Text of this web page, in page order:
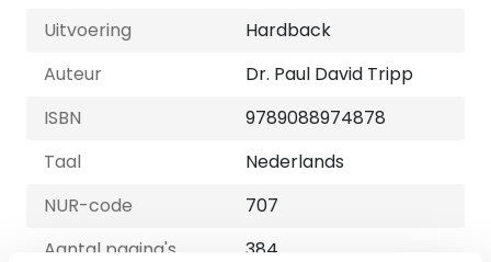
Uitvoering
Hardback
Auteur
Dr. Paul David Tripp
ISBN
9789088974878
Taal
Nederlands
NUR-code
707
Aantal pagina's
384